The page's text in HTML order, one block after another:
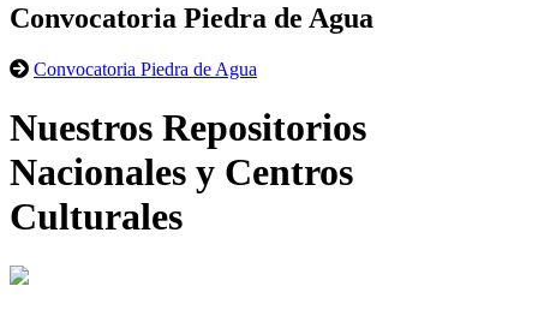
Convocatoria Piedra de Agua
Convocatoria Piedra de Agua
Nuestros Repositorios
Nacionales y Centros
Culturales